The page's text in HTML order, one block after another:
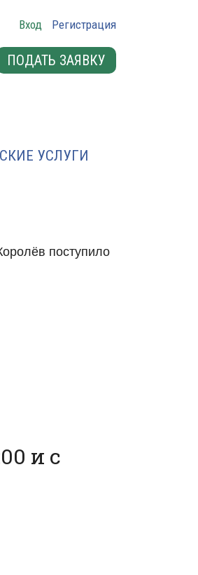
Вход Регистрация
ПОДАТЬ ЗАЯВКУ
УСЛУГИ
поступило
и с